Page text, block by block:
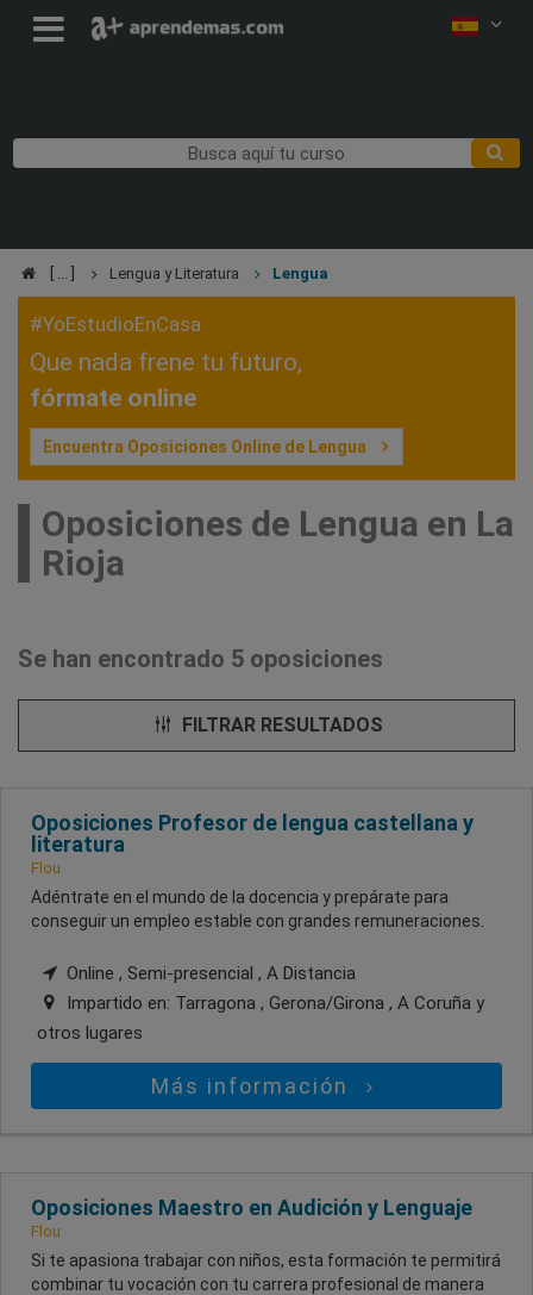
Lengua y Literatura Lengua
#YoEstudioEnCasa
Que nada frene tu futuro,
fórmate online
Encuentra Oposiciones Online de Lengua
Oposiciones de Lengua en La
Rioja
Se han encontrado 5 oposiciones
FILTRAR RESULTADOS
Oposiciones Profesor de lengua castellana y
literatura
Flou
Adéntrate en el mundo de la docencia y prepárate para
conseguir un empleo estable con grandes remuneraciones.
Online , Semi-presencial , A Distancia
Impartido en: Tarragona , Gerona/Girona , A Coruña y
otros lugares
Más información
Oposiciones Maestro en Audición y Lenguaje
Flou
Si te apasiona trabajar con niños, esta formación te permitirá
combinar tu vocación con tu carrera profesional de manera